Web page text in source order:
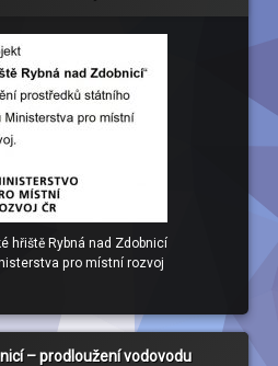
hřiště Rybná nad Zdobnicí
pro místní rozvoj
– prodloužení vodovodu